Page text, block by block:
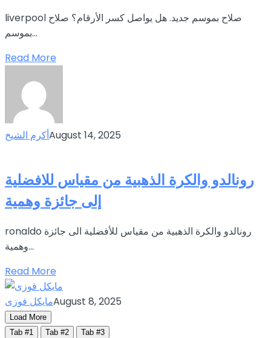
liverpool صلاح بموسم جديد. هل يواصل كسر الأرقام؟ صلاح
بموسم...
Read More
أكرم الشيخAugust 14, 2025
رونالدو والكرة الذهبية من مقياس للافضلية
إلى جائزة وهمية
ronaldo رونالدو والكرة الذهبية من مقياس للأفضلية الى جائزة
وهمية...
Read More
مايكل فوزىAugust 8, 2025
Load More
Tab #1
Tab #2 Tab #3